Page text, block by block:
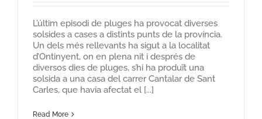
L’últim episodi de pluges ha provocat diverses
solsides a cases a distints punts de la província.
Un dels més rellevants ha sigut a la localitat
d’Ontinyent, on en plena nit i després de
diversos dies de pluges, s’hi ha produït una
solsida a una casa del carrer Cantalar de Sant
Carles, que havia afectat el [...]
Read More